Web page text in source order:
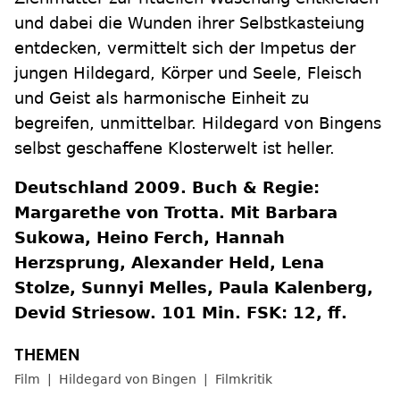
und dabei die Wunden ihrer Selbstkasteiung
entdecken, vermittelt sich der Impetus der
jungen Hildegard, Körper und Seele, Fleisch
und Geist als harmonische Einheit zu
begreifen, unmittelbar. Hildegard von Bingens
selbst geschaffene Klosterwelt ist heller.
Deutschland 2009. Buch & Regie:
Margarethe von Trotta. Mit Barbara
Sukowa, Heino Ferch, Hannah
Herzsprung, Alexander Held, Lena
Stolze, Sunnyi Melles, Paula Kalenberg,
Devid Striesow. 101 Min. FSK: 12, ff.
Film Hildegard von Bingen Filmkritik